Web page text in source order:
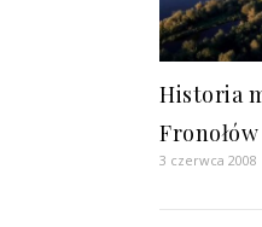
Historia
Fronołów
3 czerwca 2008